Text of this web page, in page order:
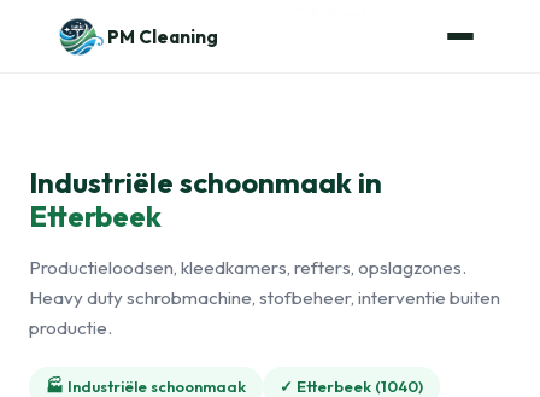
Naar de inhoud
PM Cleaning
Industriële schoonmaak in
Etterbeek
Productieloodsen, kleedkamers, refters, opslagzones.
Heavy duty schrobmachine, stofbeheer, interventie buiten
productie.
🏭 Industriële schoonmaak ✓ Etterbeek (1040)